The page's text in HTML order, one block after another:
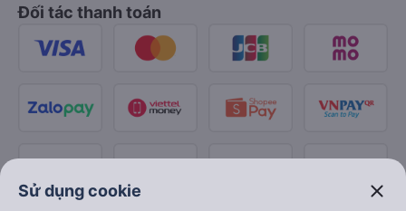
Đối tác thanh toán
Sử dụng cookie close